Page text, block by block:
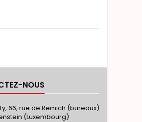
NOUS
66, rue de Remich (bureaux)
(Luxembourg)